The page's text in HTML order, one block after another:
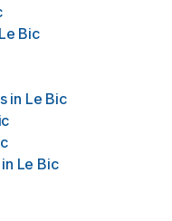
Le Bic
in Le Bic
in Le Bic